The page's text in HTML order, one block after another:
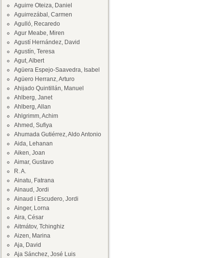
Aguirre Oteiza, Daniel
Aguirrezábal, Carmen
Agulló, Recaredo
Agur Meabe, Miren
Agustí Hernández, David
Agustín, Teresa
Agut, Albert
Agüera Espejo-Saavedra, Isabel
Agüero Herranz, Arturo
Ahijado Quintillán, Manuel
Ahlberg, Janet
Ahlberg, Allan
Ahlgrimm, Achim
Ahmed, Sufiya
Ahumada Gutiérrez, Aldo Antonio
Aida, Lehanan
Aiken, Joan
Aimar, Gustavo
R. A.
Ainatu, Fatrana
Ainaud, Jordi
Ainaud i Escudero, Jordi
Ainger, Lorna
Aira, César
Aitmátov, Tchinghiz
Aizen, Marina
Aja, David
Aja Sánchez, José Luis